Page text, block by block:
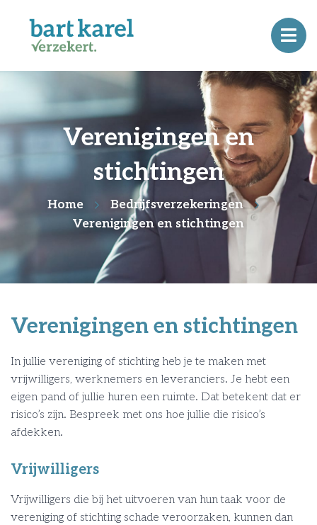
Verenigingen en
stichtingen
Home
Bedrijfsverzekeringen
Verenigingen en stichtingen
Verenigingen en stichtingen
In jullie vereniging of stichting heb je te maken met
vrijwilligers, werknemers en leveranciers. Je hebt een
eigen pand of jullie huren een ruimte. Dat betekent dat er
risico’s zijn. Bespreek met ons hoe jullie die risico’s
afdekken.
Vrijwilligers
Vrijwilligers die bij het uitvoeren van hun taak voor de
vereniging of stichting schade veroorzaken, kunnen dan